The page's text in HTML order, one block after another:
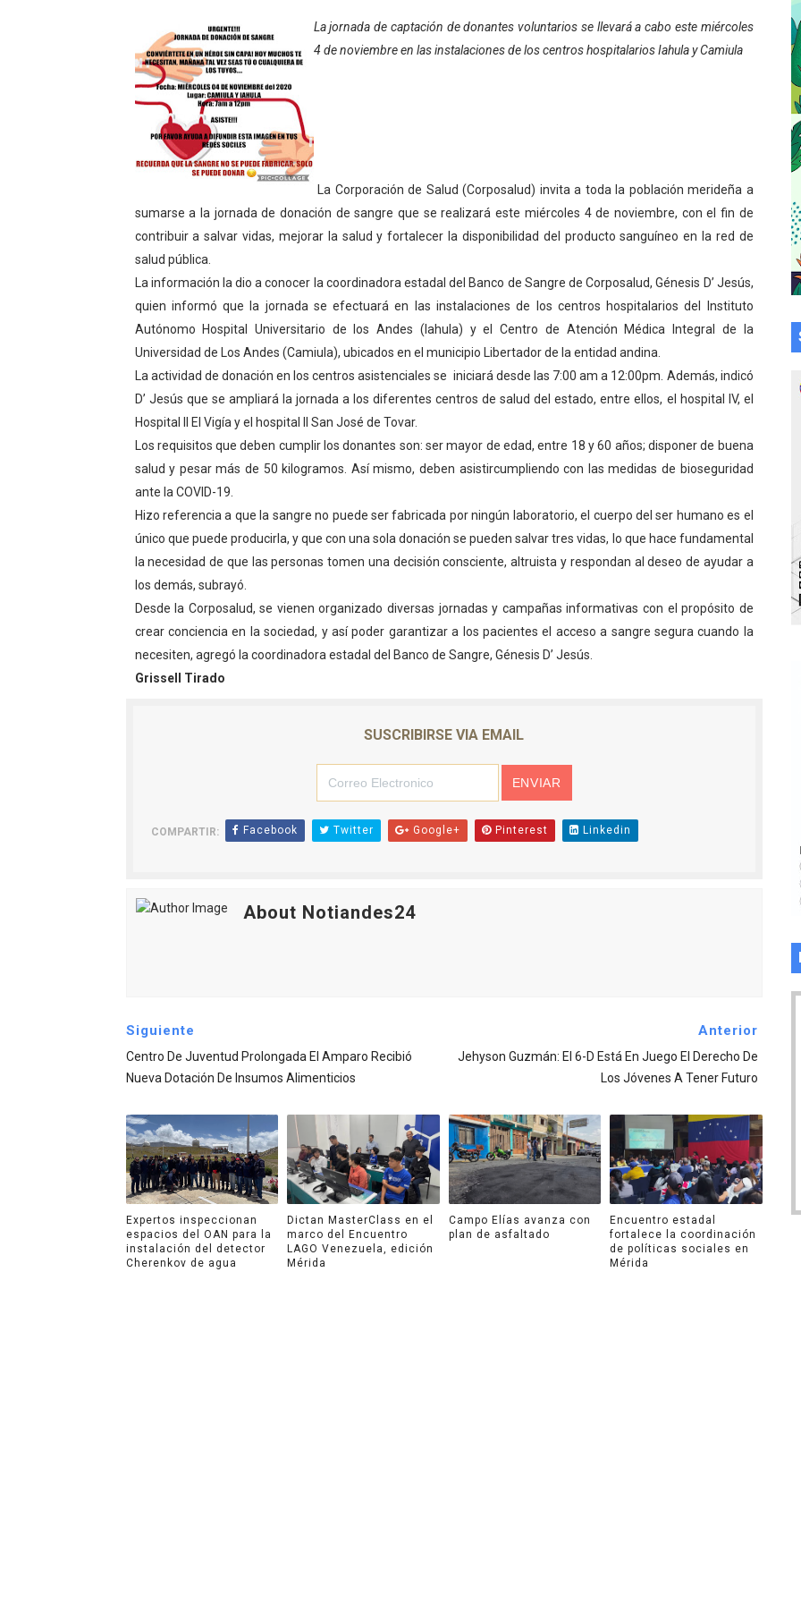
Gobierno bolivariano avanza en la transformación del hospital Sor Juana Inés
Niños merideños aprenden sobre gaita de tambora con Fundecem
Hospital universitario muestra sus avances en visita del Consejo Legislativo
Instituto Nacional de Nutrición celebra Semana Internacional de la Lactancia Materna
Gobernación de Mérida fortalece el desarrollo productivo en Rangel
Corposalud inició talleres para aspirantes al curso de Emergencia Prehospitalaria
Fortaleciendo la economía comunal en El Vigía con microcréditos a emprendedores y
Campo Elías consolida plan de bacheo en el sector La Montañita
Fundecem inició con éxito el taller vacacional de origami
El Lactario del Iahula celebra la Semana Mundial de la Lactancia Materna
Plan Vacacional "Venezuela Ríe 2026" brinda recreación y cultura a niños del
Iniciación al yoga reúne a diversos clubes deportivos de Zea en una enriquecedora
Mincomunas impulsa el autogobierno en Mérida con plan de actualización y atención
Expertos inspeccionan espacios del OAN para la instalación del detector Cherenkov
La jornada de captación de donantes voluntarios se llevará a cabo este miércoles
4 de noviembre en las instalaciones de los centros hospitalarios Iahula y Camiula
La Corporación de Salud (Corposalud) invita a toda la población merideña a
sumarse a la jornada de donación de sangre que se realizará este miércoles 4 de noviembre, con el fin de
contribuir a salvar vidas, mejorar la salud y fortalecer la disponibilidad del producto sanguíneo en la red de
salud pública.
La información la dio a conocer la coordinadora estadal del Banco de Sangre de Corposalud, Génesis D’ Jesús,
quien informó que la jornada se efectuará en las instalaciones de los centros hospitalarios del Instituto
Autónomo Hospital Universitario de los Andes (Iahula) y el Centro de Atención Médica Integral de la
Universidad de Los Andes (Camiula), ubicados en el municipio Libertador de la entidad andina.
La actividad de donación en los centros asistenciales se iniciará desde las 7:00 am a 12:00pm. Además, indicó
D’ Jesús que se ampliará la jornada a los diferentes centros de salud del estado, entre ellos, el hospital IV, el
Hospital II El Vigía y el hospital II San José de Tovar.
Los requisitos que deben cumplir los donantes son: ser mayor de edad, entre 18 y 60 años; disponer de buena
salud y pesar más de 50 kilogramos. Así mismo, deben asistircumpliendo con las medidas de bioseguridad
ante la COVID-19.
Hizo referencia a que la sangre no puede ser fabricada por ningún laboratorio, el cuerpo del ser humano es el
único que puede producirla, y que con una sola donación se pueden salvar tres vidas, lo que hace fundamental
la necesidad de que las personas tomen una decisión consciente, altruista y respondan al deseo de ayudar a
los demás, subrayó.
Desde la Corposalud, se vienen organizado diversas jornadas y campañas informativas con el propósito de
crear conciencia en la sociedad, y así poder garantizar a los pacientes el acceso a sangre segura cuando la
necesiten, agregó la coordinadora estadal del Banco de Sangre, Génesis D’ Jesús.
Grissell Tirado
SUSCRIBIRSE VIA EMAIL
COMPARTIR: Facebook Twitter Google+ Pinterest Linkedin
About Notiandes24
Siguiente
Centro De Juventud Prolongada El Amparo Recibió
Nueva Dotación De Insumos Alimenticios
Anterior
Jehyson Guzmán: El 6-D Está En Juego El Derecho De
Los Jóvenes A Tener Futuro
Expertos inspeccionan
espacios del OAN para la
instalación del detector
Cherenkov de agua
Dictan MasterClass en el
marco del Encuentro
LAGO Venezuela, edición
Mérida
Campo Elías avanza con
plan de asfaltado
Encuentro estadal
fortalece la coordinación
de políticas sociales en
Mérida